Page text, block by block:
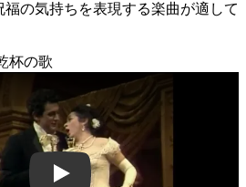
の気持ちを表現する楽曲が適して
杯の歌
GT1LXbFjWe4